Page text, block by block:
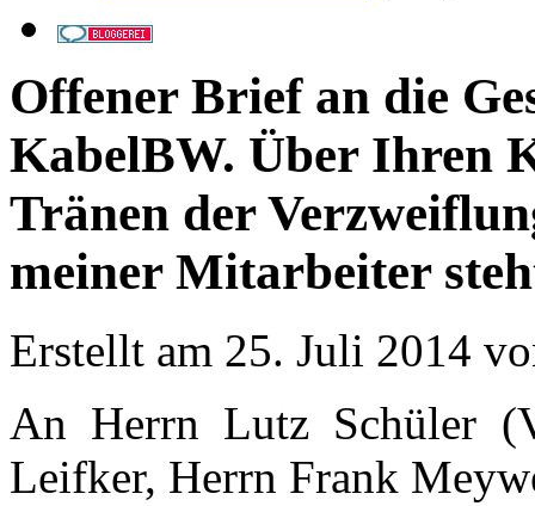
Offener Brief an die
KabelBW. Über Ihren
Tränen der
meiner Mitarbeiter
Erstellt am 25. Juli 2014
An Herrn Lutz Schüler
Leifker, Herrn Frank